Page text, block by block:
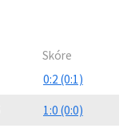
Skóre
0:2 (0:1)
1:0 (0:0)